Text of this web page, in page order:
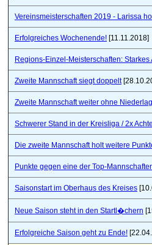
Vereinsmeisterschaften 2019 - Larissa
Erfolgreiches Wochenende! [11.11.2018]
Regions-Einzel-Meisterschaften:
Zweite Mannschaft siegt doppelt
Zweite Mannschaft weiter ohne
Schwerer Stand in der Kreisliga / 2x
Die zweite Mannschaft holt weitere
Punkte gegen eine der Top-
Saisonstart im Oberhaus des Kreises
Neue Saison steht in den Startl�chern
Erfolgreiche Saison geht zu Ende!